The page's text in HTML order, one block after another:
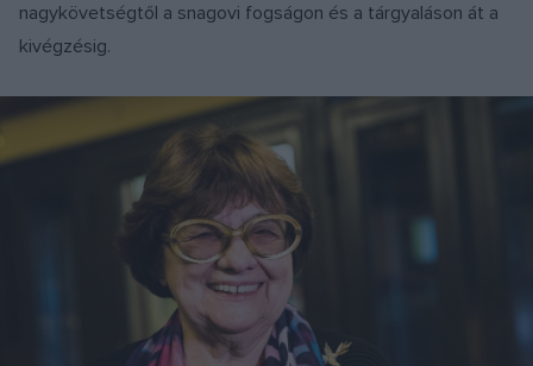
nagykövetségtől a snagovi fogságon és a tárgyaláson át a
kivégzésig.